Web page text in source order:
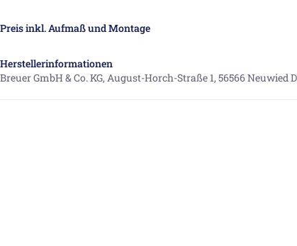
Preis inkl. Aufmaß und Montage
Herstellerinformationen
Breuer GmbH & Co. KG, August-Horch-Straße 1, 56566 Neuwied